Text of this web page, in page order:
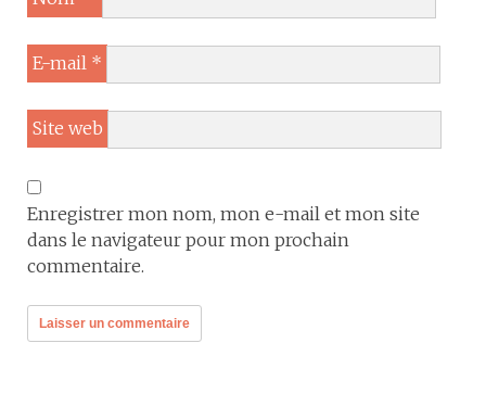
E-mail *
Site web
Enregistrer mon nom, mon e-mail et mon site
dans le navigateur pour mon prochain
commentaire.